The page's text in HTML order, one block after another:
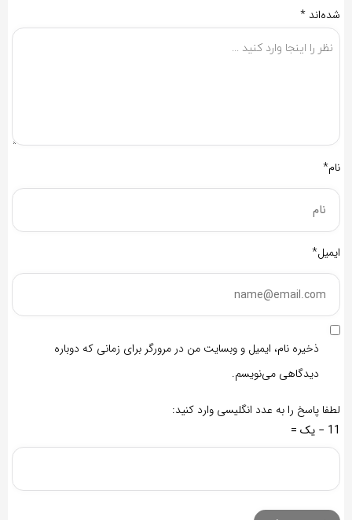
شده‌اند *
نام*
ایمیل*
ذخیره نام، ایمیل و وبسایت من در مرورگر برای زمانی که دوباره
دیدگاهی می‌نویسم.
لطفا پاسخ را به عدد انگلیسی وارد کنید:
11 − یک =